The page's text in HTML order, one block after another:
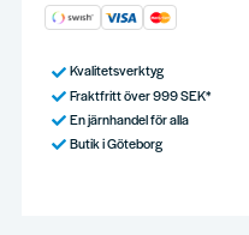
Kvalitetsverktyg
Fraktfritt över 999 SEK*
En järnhandel för alla
Butik i Göteborg